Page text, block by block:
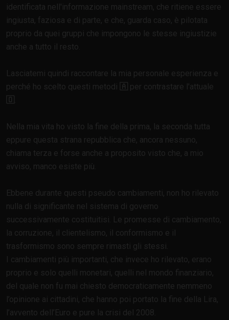
identificata nell'informazione mainstream, che ritiene essere
ingiusta, faziosa e di parte, e che, guarda caso, è pilotata
proprio da quei gruppi che impongono le stesse ingiustizie
anche a tutto il resto.
Lasciatemi quindi raccontare la mia personale esperienza e
perché ho scelto questi metodi 🇦 per contrastare l'attuale
🇴
Nella mia vita ho visto la fine della prima, la seconda tutta
eppure questa strana repubblica che, ancora nessuno,
chiama terza e forse anche a proposito visto che, a mio
avviso, manco esiste più.
Ebbene durante questi pseudo cambiamenti, non ho rilevato
nulla di significante nel sistema di governo
successivamente costituitisi. Le promesse di cambiamento,
la corruzione, il clientelismo, il conformismo e il
trasformismo sono sempre rimasti gli stessi.
I cambiamenti più importanti, che invece ho rilevato, erano
proprio e solo quelli monetari, quelli nel mondo finanziario,
del quale non fu mai chiesto democraticamente nemmeno
l’opinione ai cittadini, che hanno poi portato la fine della Lira,
l’avvento dell’Euro e pure la crisi del 2008.